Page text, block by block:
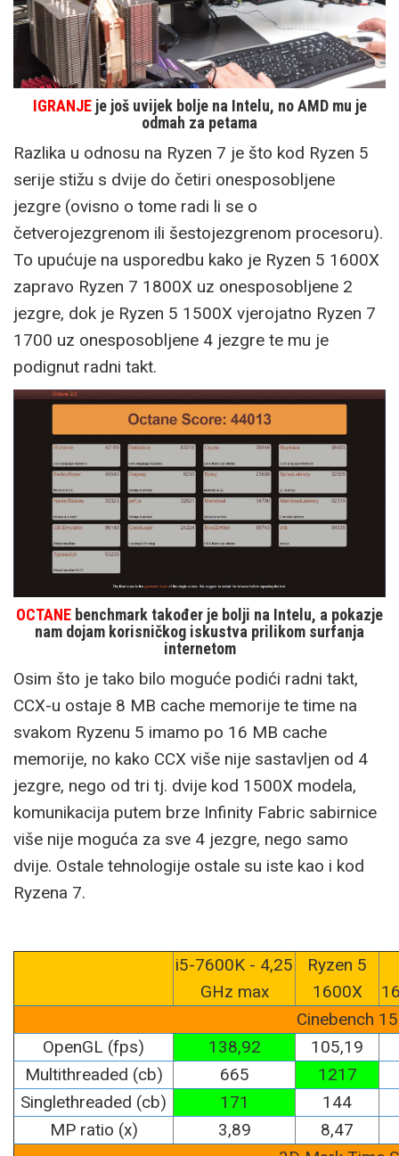
IGRANJEje još uvijek bolje na Intelu, no AMD mu je
odmah za petama
Razlika u odnosu na Ryzen 7 je što kod Ryzen 5
serije stižu s dvije do četiri onesposobljene
jezgre (ovisno o tome radi li se o
četverojezgrenom ili šestojezgrenom procesoru).
To upućuje na usporedbu kako je Ryzen 5 1600X
zapravo Ryzen 7 1800X uz onesposobljene 2
jezgre, dok je Ryzen 5 1500X vjerojatno Ryzen 7
1700 uz onesposobljene 4 jezgre te mu je
podignut radni takt.
OCTANE benchmark također je bolji na Intelu, a pokazje
nam dojam korisničkog iskustva prilikom surfanja
internetom
Osim što je tako bilo moguće podići radni takt,
CCX-u ostaje 8 MB cache memorije te time na
svakom Ryzenu 5 imamo po 16 MB cache
memorije, no kako CCX više nije sastavljen od 4
jezgre, nego od tri tj. dvije kod 1500X modela,
komunikacija putem brze Infinity Fabric sabirnice
više nije moguća za sve 4 jezgre, nego samo
dvije. Ostale tehnologije ostale su iste kao i kod
Ryzena 7.
i5-7600K - 4,25
GHz max
Ryzen 5
1600X
Cinebench 15
OpenGL (fps)
138,92
105,19
Multithreaded (cb)
665
1217
Singlethreaded (cb)
171
144
MP ratio (x)
3,89
8,47